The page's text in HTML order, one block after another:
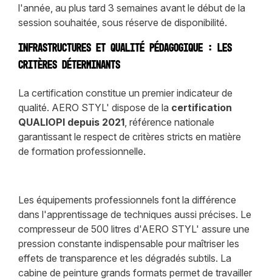
l'année, au plus tard 3 semaines avant le début de la
session souhaitée, sous réserve de disponibilité.
Infrastructures et qualité pédagogique : les
critères déterminants
La certification constitue un premier indicateur de
qualité. AERO STYL' dispose de la certification
QUALIOPI depuis 2021, référence nationale
garantissant le respect de critères stricts en matière
de formation professionnelle.
Les équipements professionnels font la différence
dans l'apprentissage de techniques aussi précises. Le
compresseur de 500 litres d'AERO STYL' assure une
pression constante indispensable pour maîtriser les
effets de transparence et les dégradés subtils. La
cabine de peinture grands formats permet de travailler